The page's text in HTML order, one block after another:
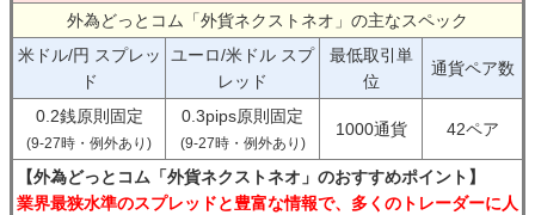
外為どっとコム「外貨ネクストネオ」の主なスペック
米ドル/円 スプレッ
ド
ユーロ/米ドル スプ
レッド
最低取引単
位
通貨ペア数
0.2銭原則固定
(9-27時・例外あり)
0.3pips原則固定
(9-27時・例外あり)
1000通貨 42ペア
【外為どっとコム「外貨ネクストネオ」のおすすめポイント】
業界最狭水準のスプレッドと豊富な情報で、多くのトレーダーに人